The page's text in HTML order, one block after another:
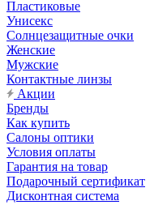
Пластиковые
Унисекс
Солнцезащитные очки
Женские
Мужские
Контактные линзы
Акции
Бренды
Как купить
Салоны оптики
Условия оплаты
Гарантия на товар
Подарочный сертификат
Дисконтная система